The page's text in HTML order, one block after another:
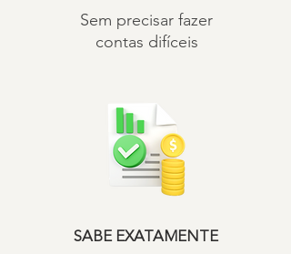
Sem precisar fazer
contas difíceis
SABE EXATAMENTE